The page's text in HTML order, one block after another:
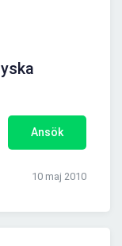
Ansök
10 maj 2010